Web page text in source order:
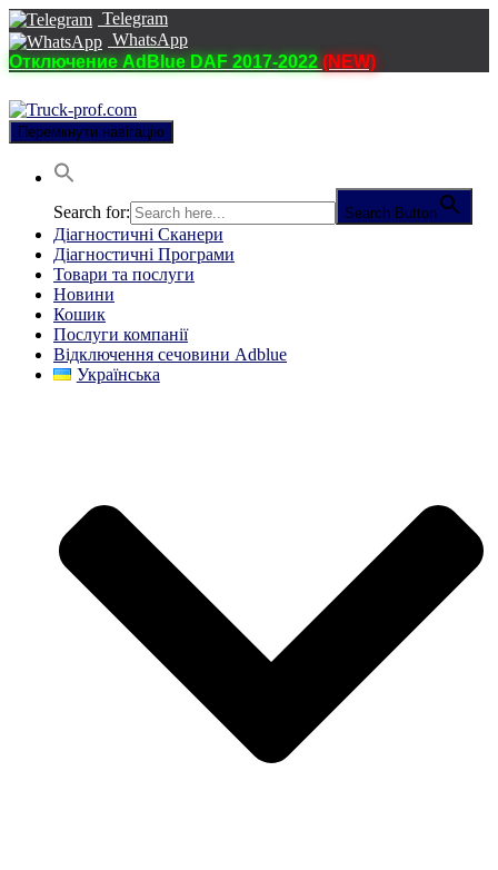
Telegram
WhatsApp
Отключение AdBlue DAF 2017-2022 (NEW)
Перемкнути навігацію
Search for: Search Button
Діагностичні Cканери
Діагностичні Програми
Товари та послуги
Новини
Кошик
Послуги компанії
Відключення сечовини Adblue
Українська